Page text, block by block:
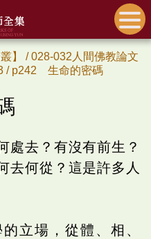
叢】 /028-032人間佛教論文
/ p242 生命的密碼
處去？有沒有前生？
去何從？這是許多人
立場，從體、相、